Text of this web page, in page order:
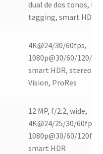
dual de dos tonos, IA,
tagging, smart HDR
4K@24/30/60fps,
1080p@30/60/120/
smart HDR, stereo,
Vision, ProRes
12 MP, f/2.2, wide,
4K@24/25/30/60fps,
1080p@30/60/120fps,
smart HDR